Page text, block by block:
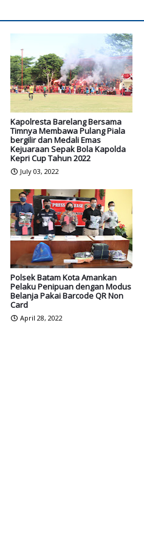
Kapolresta Barelang Bersama
Timnya Membawa Pulang Piala
bergilir dan Medali Emas
Kejuaraan Sepak Bola Kapolda
Kepri Cup Tahun 2022
July 03, 2022
Polsek Batam Kota Amankan
Pelaku Penipuan dengan Modus
Belanja Pakai Barcode QR Non
Card
April 28, 2022